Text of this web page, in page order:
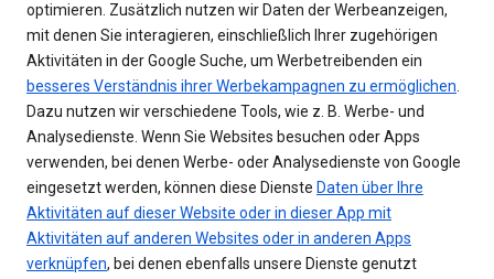
optimieren. Zusätzlich nutzen wir Daten der Werbeanzeigen,
mit denen Sie interagieren, einschließlich Ihrer zugehörigen
Aktivitäten in der Google Suche, um Werbetreibenden ein
besseres Verständnis ihrer Werbekampagnen zu ermöglichen.
Dazu nutzen wir verschiedene Tools, wie z. B. Werbe- und
Analysedienste. Wenn Sie Websites besuchen oder Apps
verwenden, bei denen Werbe- oder Analysedienste von Google
eingesetzt werden, können diese Dienste Daten über Ihre
Aktivitäten auf dieser Website oder in dieser App mit
Aktivitäten auf anderen Websites oder in anderen Apps
verknüpfen, bei denen ebenfalls unsere Dienste genutzt